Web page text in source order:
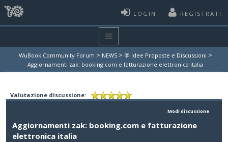
LOGIN REGISTRATI
WuBook Community Forum > NEWS > 💬 Idee Proposte e Discussioni >
Aggiornamenti zak: booking.com e fatturazione elettronica italia
Valutazione discussione:
Modi discussione
Aggiornamenti zak: booking.com e fatturazione
elettronica italia